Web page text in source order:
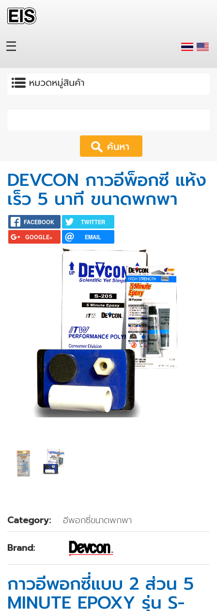
Skip to main content
☰
Apply
DEVCON กาวอีพ็อกซี แห้ง
เร็ว 5 นาที ขนาดพกพา
FACEBOOK
TWITTER
GOOGLE+
EMAIL
Category: อีพอกซี่ขนาดพกพา
Brand:
กาวอีพอกซี่แบบ 2 ส่วน 5
MINUTE EPOXY รุ่น S-